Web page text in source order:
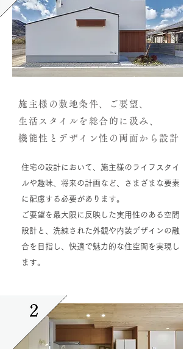
施主様の敷地条件、ご要望、
生活スタイルを総合的に汲み、
機能性とデザイン性の両面から設計
住宅の設計において、施主様のライフスタイ
ルや趣味、将来の計画など、さまざまな要素
に配慮する必要があります。
ご要望を最大限に反映した実用性のある空間
設計と、洗練された外観や内装デザインの融
合を目指し、快適で魅力的な住空間を実現し
ます。